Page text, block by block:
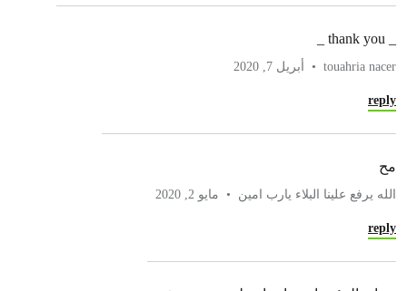
touahria nacer أبريل 7, 2020
reply
مح
الله يرفع علينا البلاء يارب امين مايو 2, 2020
reply